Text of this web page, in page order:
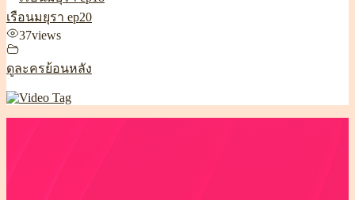
เรือนมยุรา ep20
37views
ดูละครย้อนหลัง